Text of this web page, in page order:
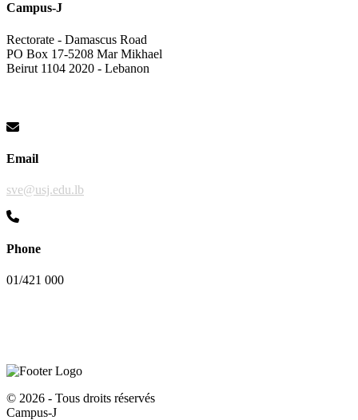
Campus-J
Rectorate - Damascus Road
PO Box 17-5208 Mar Mikhael
Beirut 1104 2020 - Lebanon
Email
sve@usj.edu.lb
Phone
01/421 000
© 2026 - Tous droits réservés
Campus-J